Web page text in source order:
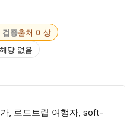
검증출처 미상
해당 없음
, 로드트립 여행자, soft-